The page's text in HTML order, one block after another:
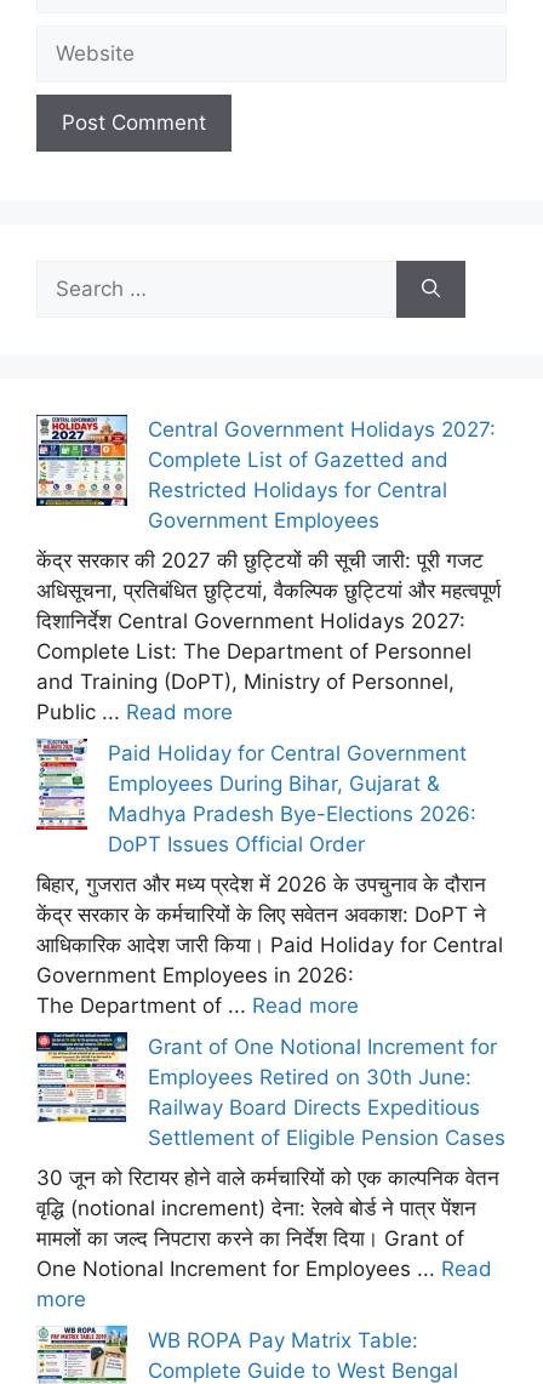
for:
Central Government Holidays 2027:
Complete List of Gazetted and
Restricted Holidays for Central
Government Employees
केंद्र सरकार की 2027 की छुट्टियों की सूची जारी: पूरी गजट
अधिसूचना, प्रतिबंधित छुट्टियां, वैकल्पिक छुट्टियां और महत्वपूर्ण
दिशानिर्देश Central Government Holidays 2027:
Complete List: The Department of Personnel
and Training (DoPT), Ministry of Personnel,
Public ... Read more
Paid Holiday for Central Government
Employees During Bihar, Gujarat &
Madhya Pradesh Bye-Elections 2026:
DoPT Issues Official Order
बिहार, गुजरात और मध्य प्रदेश में 2026 के उपचुनाव के दौरान
केंद्र सरकार के कर्मचारियों के लिए सवेतन अवकाश: DoPT ने
आधिकारिक आदेश जारी किया। Paid Holiday for Central
Government Employees in 2026:
The Department of ... Read more
Grant of One Notional Increment for
Employees Retired on 30th June:
Railway Board Directs Expeditious
Settlement of Eligible Pension Cases
30 जून को रिटायर होने वाले कर्मचारियों को एक काल्पनिक वेतन
वृद्धि (notional increment) देना: रेलवे बोर्ड ने पात्र पेंशन
मामलों का जल्द निपटारा करने का निर्देश दिया। Grant of
One Notional Increment for Employees ... Read
more
WB ROPA Pay Matrix Table:
Complete Guide to West Bengal